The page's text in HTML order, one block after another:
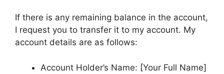
If there is any remaining balance in the account,
I request you to transfer it to my account. My
account details are as follows:
Account Holder’s Name: [Your Full Name]